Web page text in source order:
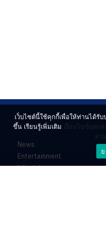
News
Entertainment
Lifestyle
เว็บไซต์นี้ใช้คุกกี้เพื่อให้ท่านได้รั
ขึ้น เรียนรู้เพิ่มเติม เงื่อนไขข้อตกล
ส่ว